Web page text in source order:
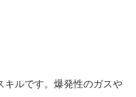
キルです。爆発性のガスや